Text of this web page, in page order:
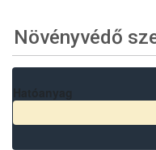
Növényvédő